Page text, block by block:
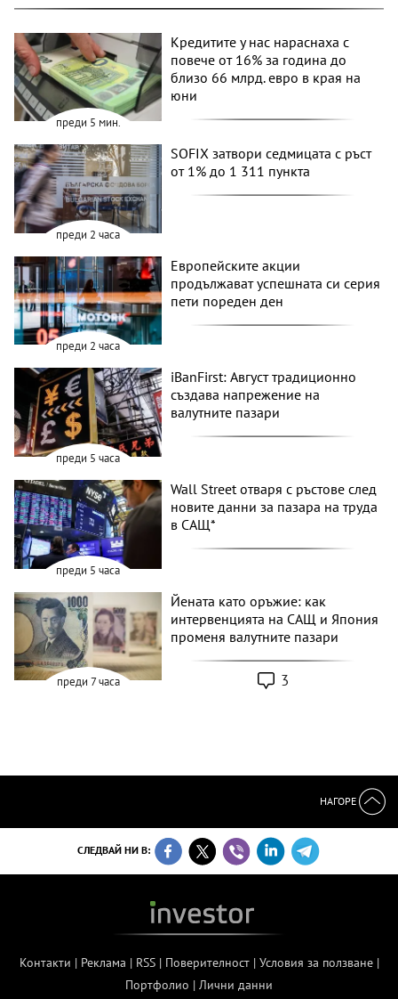
преди 5 мин.
Кредитите у нас нараснаха с
повече от 16% за година до
близо 66 млрд. евро в края на
юни
преди 2 часа
SOFIX затвори седмицата с ръст
от 1% до 1 311 пункта
преди 2 часа
Европейските акции
продължават успешната си серия
пети пореден ден
преди 5 часа
iBanFirst: Август традиционно
създава напрежение на
валутните пазари
преди 5 часа
Wall Street отваря с ръстове след
новите данни за пазара на труда
в САЩ*
преди 7 часа
Йената като оръжие: как
интервенцията на САЩ и Япония
променя валутните пазари
3
НАГОРЕ
СЛЕДВАЙ НИ В:
Контакти | Реклама | RSS| Поверителност| Условия за ползване|
Портфолио | Лични данни